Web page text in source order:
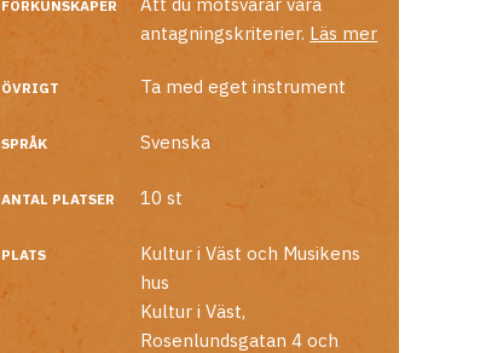
FÖRKUNSKAPER
antagningskriterier. Läs mer
ÖVRIGT Ta med eget instrument
SPRÅK Svenska
ANTAL PLATSER 10 st
PLATS
Kultur i Väst och Musikens
hus
Kultur i Väst,
Rosenlundsgatan 4 och